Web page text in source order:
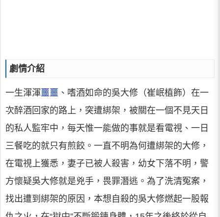
劇情介紹
一生渾渾噩噩 、嗜酒如命的吳大修（崔岷植飾）在一
次醉酒回家的路上，突遭綁架，被關在一個不見天日
的私人監牢中，每天惟一能做的事就是看電視、一日
三餐吃的就只有煎餃。一直不明為何遭綁架的大修，
在電視上獲悉，妻子已被人殺害，幼女下落不明，警
方懷疑吳大修就是兇手，畏罪潛逃。為了洗清冤案，
找出遭到綁架的原因，本想自殺的吳大修燃起一股報